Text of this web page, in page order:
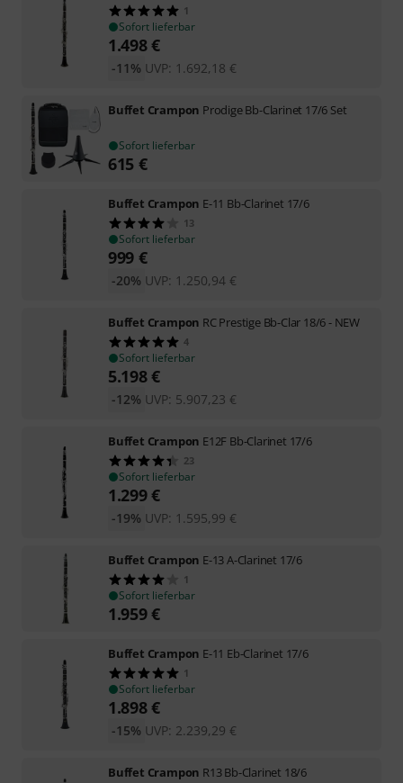
1
Sofort lieferbar
1.498€
UVP: 1.692,18 €
-11%
Buffet Crampon Prodige Bb-Clarinet 17/6 Set
Sofort lieferbar
615 €
Buffet Crampon E-11 Bb-Clarinet 17/6
13
Sofort lieferbar
999 €
UVP: 1.250,94 €
-20%
Buffet Crampon RC Prestige Bb-Clar 18/6 - NEW
4
Sofort lieferbar
5.198€
UVP: 5.907,23 €
-12%
Buffet Crampon E12F Bb-Clarinet 17/6
23
Sofort lieferbar
1.299€
UVP: 1.595,99 €
-19%
Buffet Crampon E-13 A-Clarinet 17/6
1
Sofort lieferbar
1.959€
Buffet Crampon E-11 Eb-Clarinet 17/6
1
Sofort lieferbar
1.898€
UVP: 2.239,29 €
-15%
Buffet Crampon R13 Bb-Clarinet 18/6